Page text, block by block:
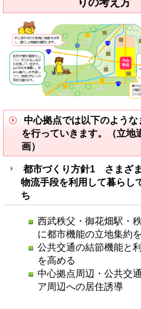
中心拠点では以下のような
を行っていきます。（立地
画）
都市づくり方針1 さまざま
物流手段を利用して暮らし
ち
西武秩父・御花畑駅・
に都市機能の立地集約
公共交通の結節機能と
を高める
中心拠点周辺・公共交
ア周辺への居住誘導